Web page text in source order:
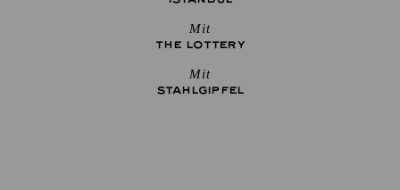
Mit
THE ­LOTTERY
Mit
STAHLGIPFEL